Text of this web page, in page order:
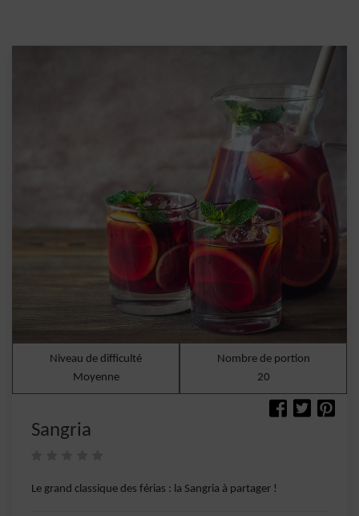
Niveau de difficulté
Moyenne
Nombre de portion
20
Sangria
Le grand classique des férias : la Sangria à partager !